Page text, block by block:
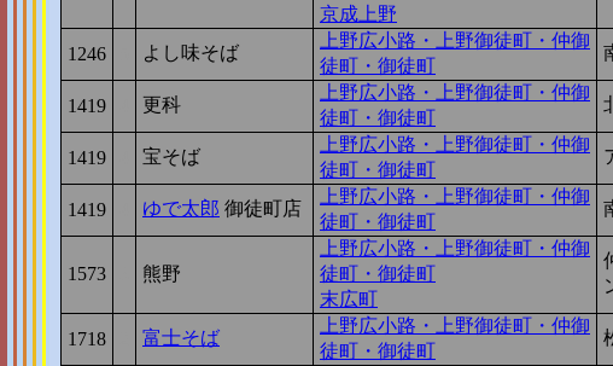
京成上野
1246 よし味そば
上野広小路・上野御徒町・仲御
徒町・御徒町
1419 更科
上野広小路・上野御徒町・仲御
徒町・御徒町
1419 宝そば
上野広小路・上野御徒町・仲御
徒町・御徒町
1419 ゆで太郎 御徒町店
上野広小路・上野御徒町・仲御
徒町・御徒町
1573 熊野
上野広小路・上野御徒町・仲御
徒町・御徒町
末広町
1718 富士そば
上野広小路・上野御徒町・仲御
徒町・御徒町